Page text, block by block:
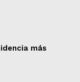
más